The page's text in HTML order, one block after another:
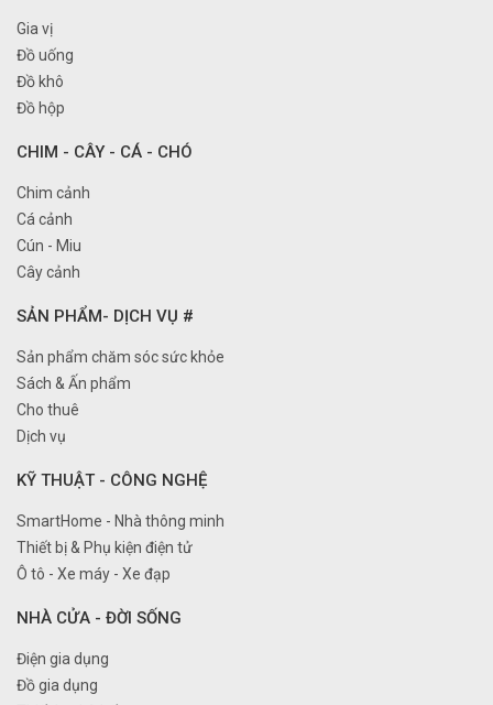
Gia vị
Đồ uống
Đồ khô
Đồ hộp
CHIM - CÂY - CÁ - CHÓ
Chim cảnh
Cá cảnh
Cún - Miu
Cây cảnh
SẢN PHẨM- DỊCH VỤ #
Sản phẩm chăm sóc sức khỏe
Sách & Ấn phẩm
Cho thuê
Dịch vụ
KỸ THUẬT - CÔNG NGHỆ
SmartHome - Nhà thông minh
Thiết bị & Phụ kiện điện tử
Ô tô - Xe máy - Xe đạp
NHÀ CỬA - ĐỜI SỐNG
Điện gia dụng
Đồ gia dụng